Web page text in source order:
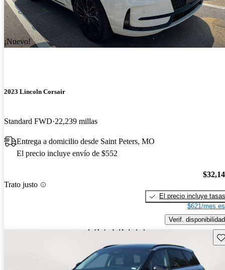
¡Nuevo!
2023 Lincoln Corsair
Standard FWD 22,239 millas
Entrega a domicilio desde Saint Peters, MO
El precio incluye envío de $552
Trato justo
El precio incluye tasas
$621/mes
Verif. disponibilidad